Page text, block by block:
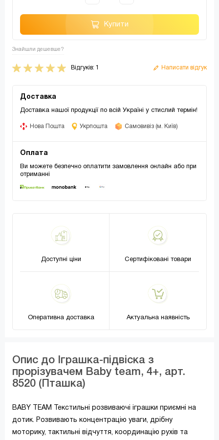
Купити
Знайшли дешевше?
Відгуків: 1 Написати відгук
Доставка
Доставка нашої продукції по всій Україні у стислий термін!
Нова Пошта Укрпошта Самовивіз (м. Київ)
Оплата
Ви можете безпечно оплатити замовлення онлайн або при
отриманні
Доступні ціни Сертифіковані товари
Оперативна доставка Актуальна наявність
Опис до Іграшка-підвіска з
прорізувачем Baby team, 4+, арт.
8520 (Пташка)
BABY TEAM Текстильні розвиваючі іграшки приємні на
дотик. Розвивають концентрацію уваги, дрібну
моторику, тактильні відчуття, координацію рухів та